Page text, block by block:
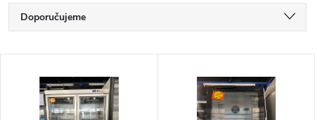
Ř
a
Doporučujeme
Nejprodávanější